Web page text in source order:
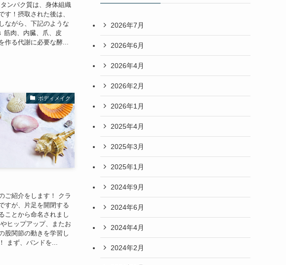
ンパク質は、身体組織
す！摂取された後は、
ながら、下記のような
筋肉、内臓、爪、皮
作る代謝に必要な酵...
ボディメイク
ご紹介をします！ クラ
すが、片足を開閉する
ことから命名されまし
ヒップアップ、またお
股関節の動きを学習し
まず、バンドを...
2026年7月
2026年6月
2026年4月
2026年2月
2026年1月
2025年4月
2025年3月
2025年1月
2024年9月
2024年6月
2024年4月
2024年2月